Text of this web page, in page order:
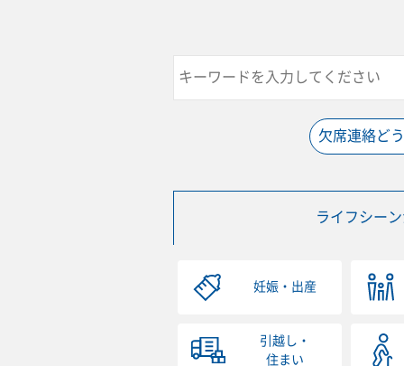
欠席連絡ど
ライフシー
妊娠・出産
引越し・
住まい